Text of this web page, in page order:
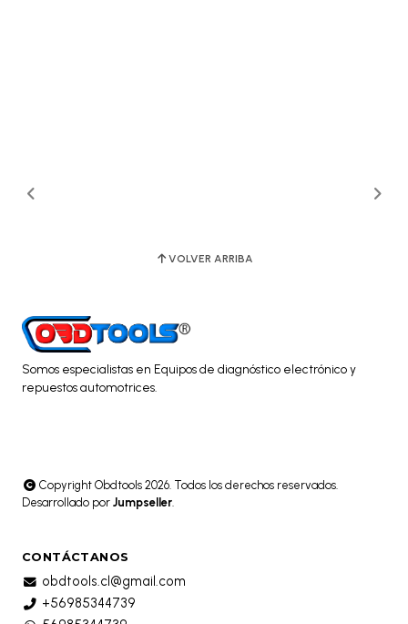
VOLVER ARRIBA
Somos especialistas en Equipos de diagnóstico electrónico y
repuestos automotrices.
Copyright Obdtools 2026. Todos los derechos reservados.
Desarrollado por Jumpseller.
CONTÁCTANOS
obdtools.cl@gmail.com
+56985344739